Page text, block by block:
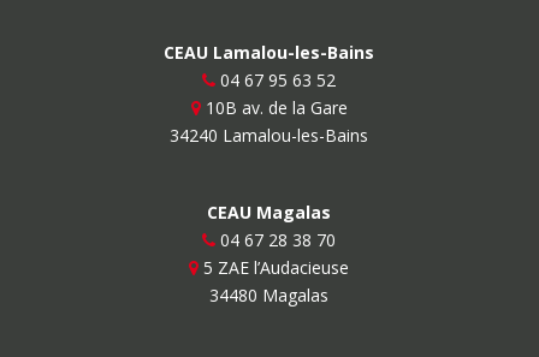
CEAU Lamalou-les-Bains
04 67 95 63 52
10B av. de la Gare
34240 Lamalou-les-Bains
CEAU Magalas
04 67 28 38 70
5 ZAE l’Audacieuse
34480 Magalas